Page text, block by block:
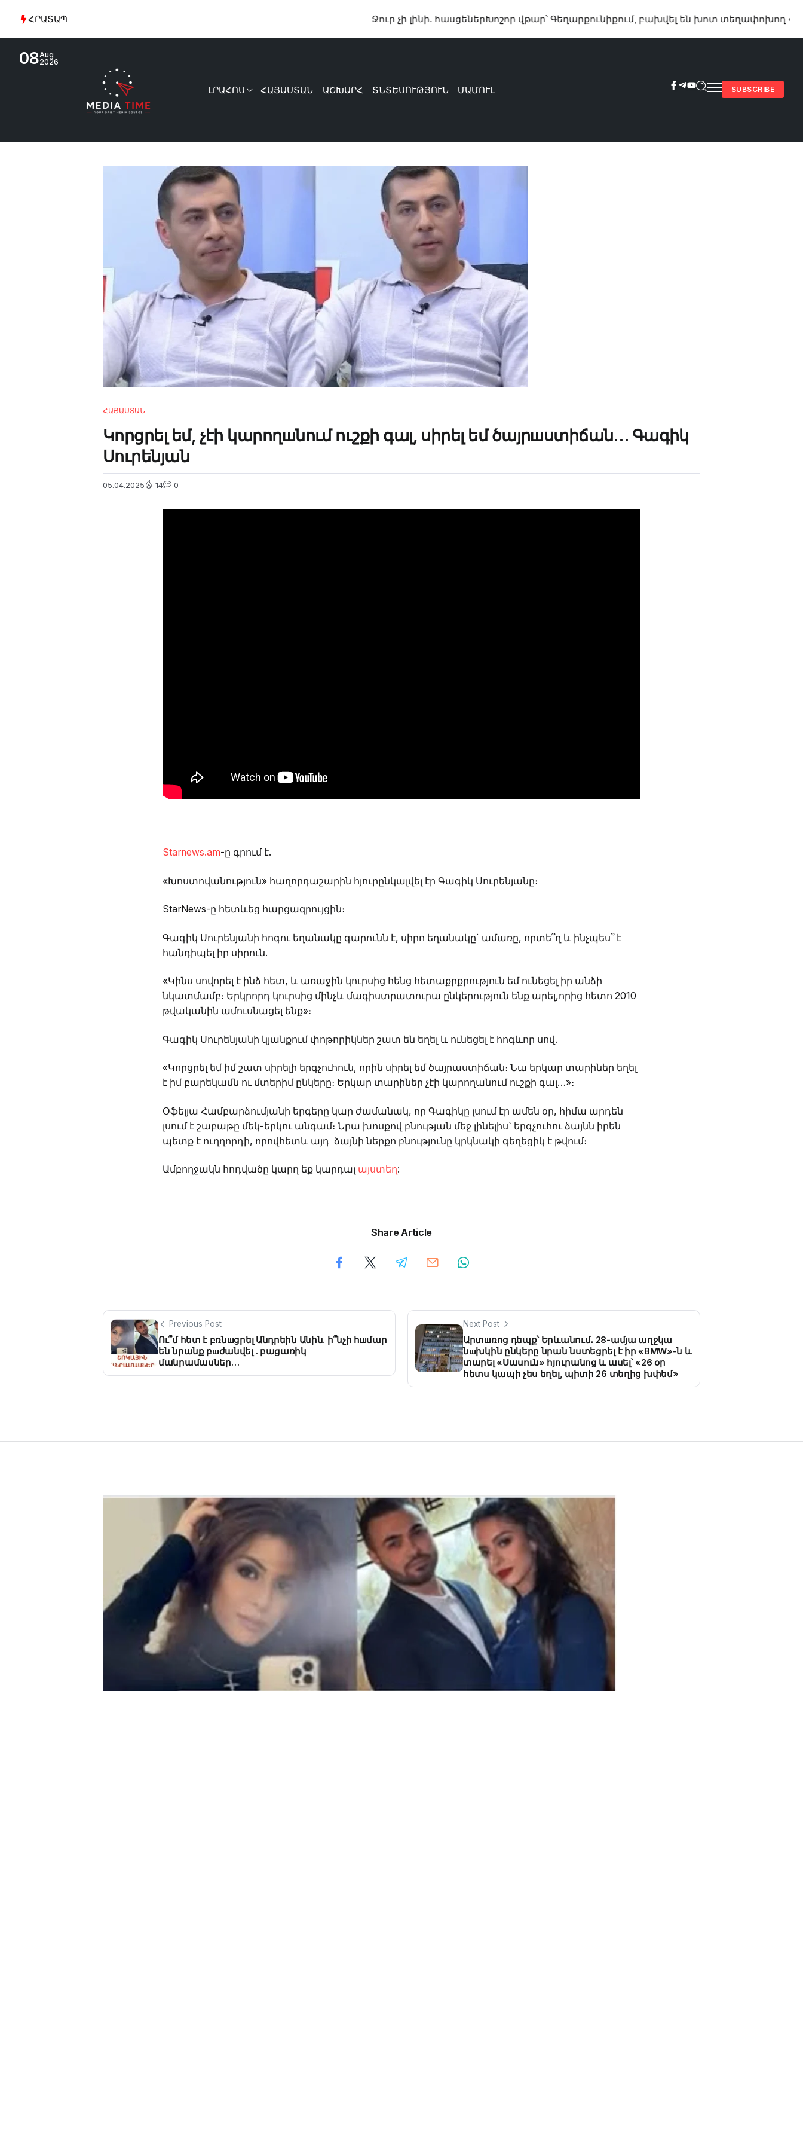
ՀՐԱՏԱՊ Ջուր չի լինի. հասցեներԽոշոր վթար՝ Գեղարքունիքում, բախվել են խոտ տեղափոխող «ԳԱԶ 53» և
08Aug
2026
ԼՐԱՀՈՍ ՀԱՅԱՍՏԱՆ ԱՇԽԱՐՀ ՏՆՏԵՍՈՒԹՅՈՒՆ ՄԱՄՈՒԼ SUBSCRIBE
ՀԱՅԱՍՏԱՆ
Կորցրել եմ, չէի կարողшնում ուշքի գալ, սիրել եմ ծայրшստիճան… Գագիկ
Սուրենյան
05.04.2025 14 0
Starnews.am-ը գրում է.
«Խոստովանություն» հաղորդաշարին հյուրընկալվել էր Գագիկ Սուրենյանը։
StarNews-ը հետևեց հարցազրույցին։
Գագիկ Սուրենյանի հոգու եղանակը գարունն է, սիրո եղանակը` ամառը, որտե՞ղ և ինչպես՞ է
հանդիպել իր սիրուն.
«Կինս սովորել է ինձ հետ, և առաջին կուրսից հենց հետաքրքրություն եմ ունեցել իր անձի
նկատմամբ։ Երկրորդ կուրսից մինչև մագիստրատուրա ընկերություն ենք արել,որից հետո 2010
թվականին ամուսնացել ենք»։
Գագիկ Սուրենյանի կյանքում փոթորիկներ շատ են եղել և ունեցել է հոգևոր սով.
«Կորցրել եմ իմ շատ սիրելի երգչուհուն, որին սիրել եմ ծայրաստիճան։ Նա երկար տարիներ եղել
է իմ բարեկամն ու մտերիմ ընկերը։ Երկար տարիներ չէի կարողանում ուշքի գալ…»։
Օֆելյա Համբարձումյանի երգերը կար ժամանակ, որ Գագիկը լսում էր ամեն օր, հիմա արդեն
լսում է շաբաթը մեկ-երկու անգամ։ Նրա խոսքով բնության մեջ լինելիս` երգչուհու ձայնն իրեն
պետք է ուղղորդի, որովհետև այդ ձայնի ներքո բնությունը կրկնակի գեղեցիկ է թվում։
Ամբողջակն հոդվածը կարղ եք կարդալ այստեղ:
Share Article
Previous Post
Ու՞մ հետ է բռնшցրել Անդրեին Անին. ի՞նչի հшմար
են նրանք բшժանվել . բացառիկ
մանրամասներ…
Next Post
Արտшռոց դեպք՝ Երևանում․ 28-ամյա աղջկա
նшխկին ընկերը նրան նստեցրել է իր «BMW»-ն և
տարել «Սասուն» հյուրանոց և ասել՝ «26 օր
հետս կապի չես եղել, պիտի 26 տեղից խփեմ»